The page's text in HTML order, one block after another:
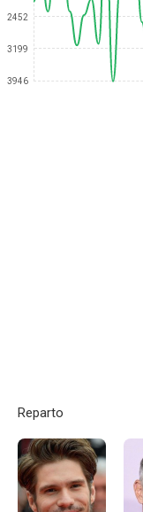
2452
3199
3946
Reparto